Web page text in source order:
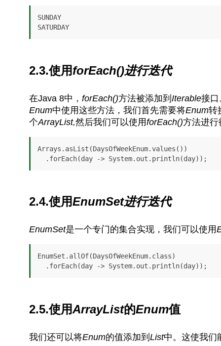
SUNDAY
SATURDAY
2.3.使用forEach()进行迭代
在Java 8中， forEach()方法被添加到 Iterable接口
Enum中使用这些方法，我们首先需要将Enum转
个ArrayList,然后我们可以使用forEach()方法进行
Arrays.asList(DaysOfWeekEnum.values())
2.4.使用EnumSet进行迭代
EnumSet是一个专门的集合实现，我们可以使用
EnumSet.allOf(DaysOfWeekEnum.class)
  .forEach(day -> System.out.println(day));
2.5.使用ArrayList的Enum值
我们还可以将Enum的值添加到 List中。这使我们